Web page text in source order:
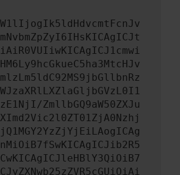
ZmllbGQ9aW50ZXJu